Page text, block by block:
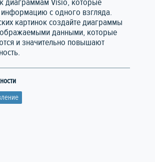
диаграммам Visio, которые
с одного взгляда.
картинок создайте диаграммы
данными, которые
и значительно повышают